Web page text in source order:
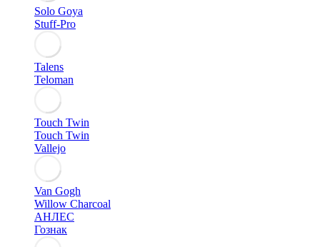
Solo Goya
Stuff-Pro
Talens
Teloman
Touch Twin
Touch Twin
Vallejo
Van Gogh
Willow Charcoal
АНЛЕС
Гознак